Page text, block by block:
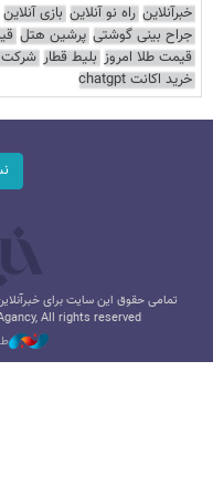
خبرآنلاین راه نو آنلاین بازی آنلاین
جراح بینی گوشتی پرشین هتل
قیمت طلا امروز بلیط قطار شرکت
خرید اکانت chatgpt
تمامی حقوق این سایت برای
All rights reserved